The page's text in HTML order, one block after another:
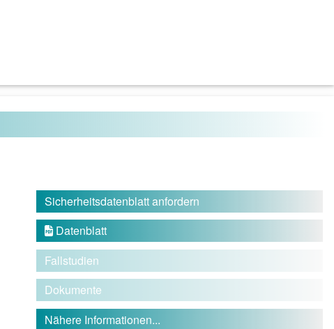
Sicherheitsdatenblatt anfordern
 Datenblatt
Fallstudien
Dokumente
Nähere Informationen...